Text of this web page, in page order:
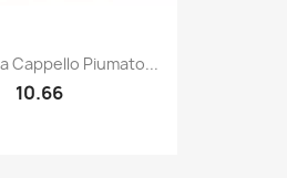
Quick view
Cappello Piumato...
10.66